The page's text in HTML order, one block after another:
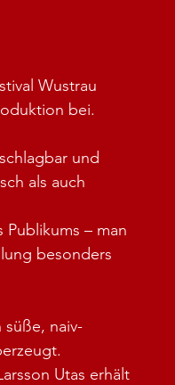
Wustrau
bei.
und
als auch
Publikums – man
besonders
süße, naiv-
Utas erhält